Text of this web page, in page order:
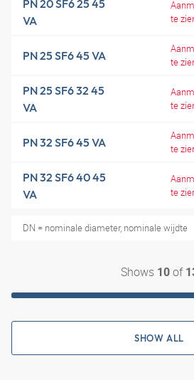
PN 20 SF6 25 45
VA
te
PN 25 SF6 45 VA
te
PN 25 SF6 32 45
VA
te
PN 32 SF6 45 VA
te
PN 32 SF6 40 45
VA
te
DN = nominale diameter, nominale wijdte
Shows 10of
SHOW ALL